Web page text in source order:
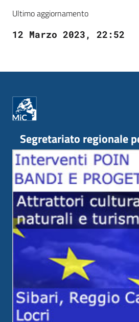
Ultimo aggiornamento
12 Marzo 2023, 22:52
Segretariato regionale